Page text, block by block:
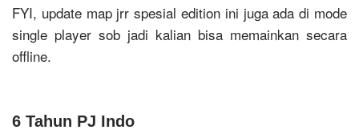
FYI, update map jrr spesial edition ini juga ada di mode
single player sob jadi kalian bisa memainkan secara
offline.
6 Tahun PJ Indo